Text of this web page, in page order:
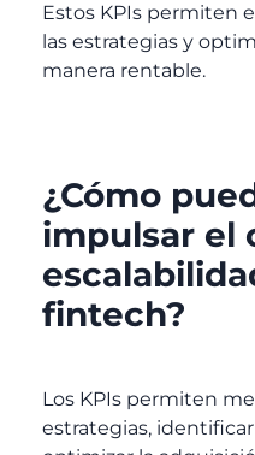
Estos KPIs permiten
las estrategias y
manera rentable.
¿Cómo
impulsar el
fintech?
Los KPIs permiten
estrategias,